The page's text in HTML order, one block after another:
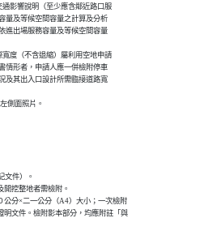
交通影響說明（至少應含鄰近路口服
容量及等候空間容量之計算及分析
依進出場服務容量及等候空間容量
際寬度（不含退縮）屬利用空地申請
書情形者，申請人應一併檢附停車
況及其出入口設計所需臨接道路寬
左側面照片。
文件）。
開挖整地者需檢附。
公分×二一公分（A4）大小；一次檢附
明文件。檢附影本部分，均應附註「與